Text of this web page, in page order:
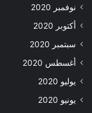
نوفمبر 2020
أكتوبر 2020
سبتمبر 2020
أغسطس 2020
يوليو 2020
يونيو 2020